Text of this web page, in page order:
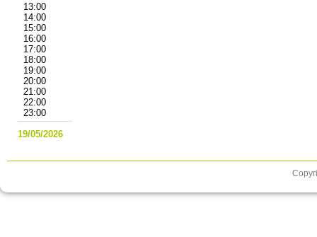
13:00
14:00
15:00
16:00
17:00
18:00
19:00
20:00
21:00
22:00
23:00
19/05/2026